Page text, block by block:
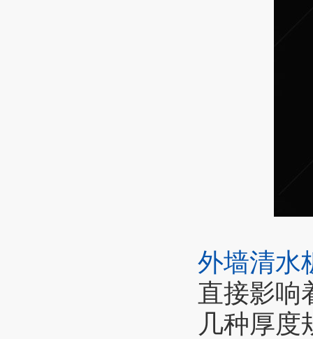
外墙清水
直接影响
几种厚度